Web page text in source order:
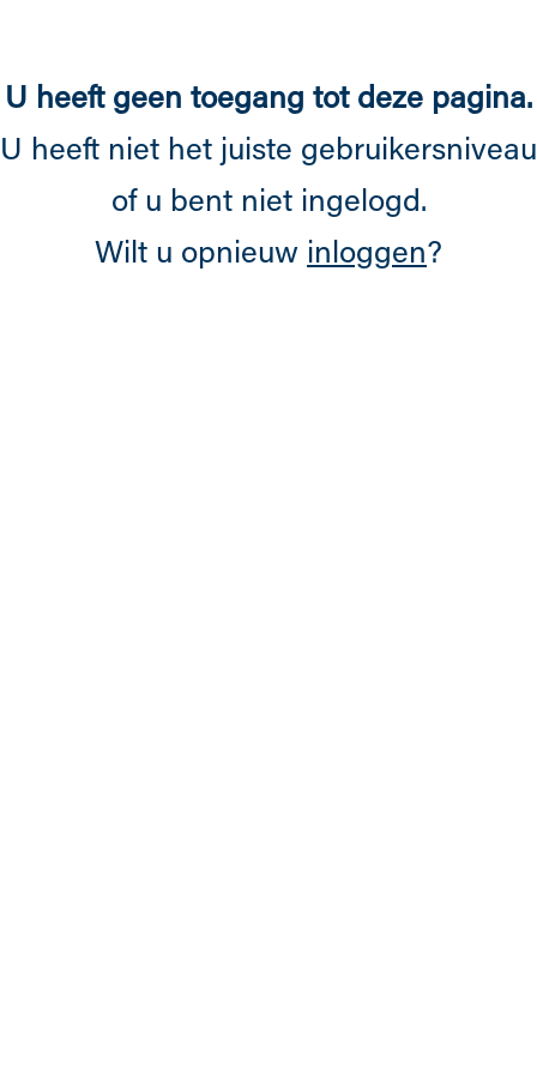
U heeft geen toegang tot deze pagina.
U heeft niet het juiste gebruikersniveau
of u bent niet ingelogd.
Wilt u opnieuw inloggen?